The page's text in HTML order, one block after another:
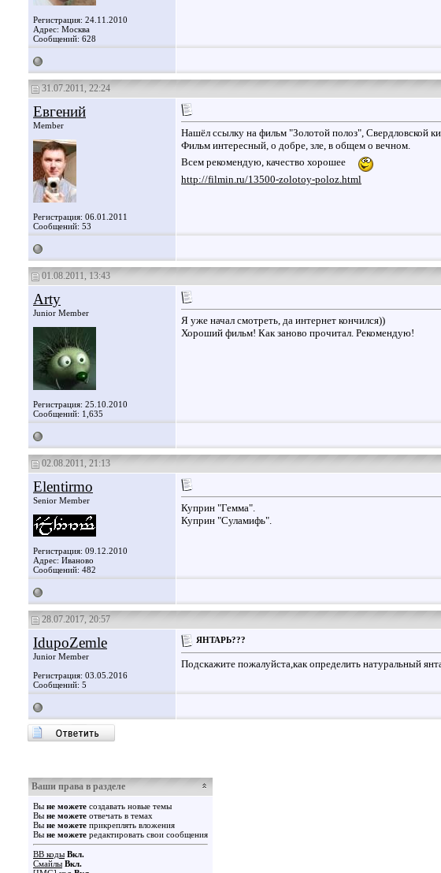
Регистрация: 24.11.2010
Адрес: Москва
Сообщений: 628
31.07.2011, 22:24
Евгений
Member
Регистрация: 06.01.2011
Сообщений: 53
Нашёл ссылку на фильм "Золотой полоз", Свердловской
Фильм интересный, о добре, зле, в общем о вечном.
Всем рекомендую, качество хорошее
http://filmin.ru/13500-zolotoy-poloz.html
01.08.2011, 13:43
Arty
Junior Member
Регистрация: 25.10.2010
Сообщений: 1,635
Я уже начал смотреть, да интернет кончился))
Хороший фильм! Как заново прочитал. Рекомендую!
02.08.2011, 21:13
Elentirmo
Senior Member
Регистрация: 09.12.2010
Адрес: Иваново
Сообщений: 482
Куприн "Гемма".
Куприн "Суламифь".
28.07.2017, 20:57
IdupoZemle
Junior Member
Регистрация: 03.05.2016
Сообщений: 5
ЯНТАРЬ???
Подскажите пожалуйста,как определить натуральный
Ваши права в разделе
Вы не можете создавать новые темы
Вы не можете отвечать в темах
Вы не можете прикреплять вложения
Вы не можете редактировать свои сообщения
BB коды Вкл.
Смайлы Вкл.